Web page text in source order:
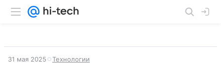
31 мая 2025 Технологии